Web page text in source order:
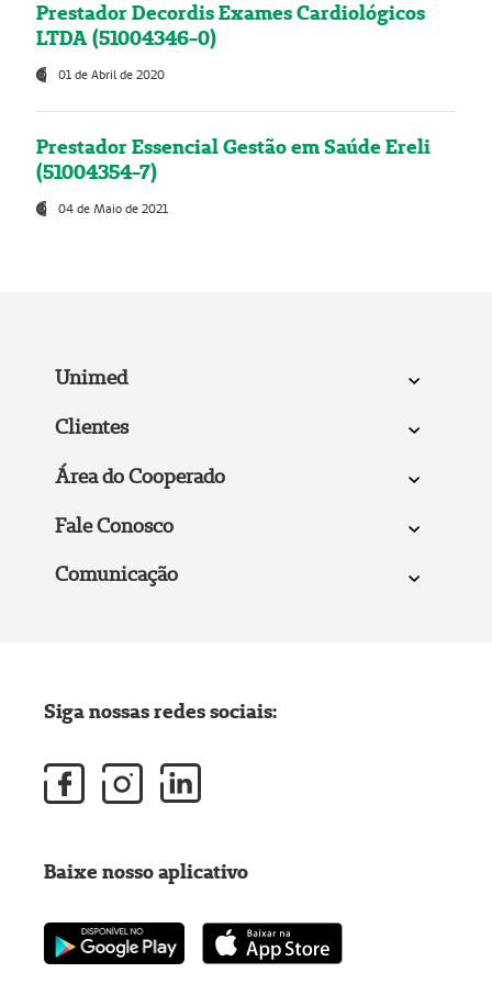
Prestador Decordis Exames Cardiológicos
LTDA (51004346-0)
01 de Abril de 2020
Prestador Essencial Gestão em Saúde Ereli
(51004354-7)
04 de Maio de 2021
Unimed
Clientes
Área do Cooperado
Fale Conosco
Comunicação
Siga nossas redes sociais:
Baixe nosso aplicativo